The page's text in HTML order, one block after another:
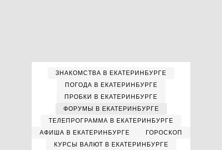
ЗНАКОМСТВА В ЕКАТЕРИНБУРГЕ
ПОГОДА В ЕКАТЕРИНБУРГЕ
ПРОБКИ В ЕКАТЕРИНБУРГЕ
ФОРУМЫ В ЕКАТЕРИНБУРГЕ
ТЕЛЕПРОГРАММА В ЕКАТЕРИНБУРГЕ
АФИША В ЕКАТЕРИНБУРГЕ
ГОРОСКОП
КУРСЫ ВАЛЮТ В ЕКАТЕРИНБУРГЕ